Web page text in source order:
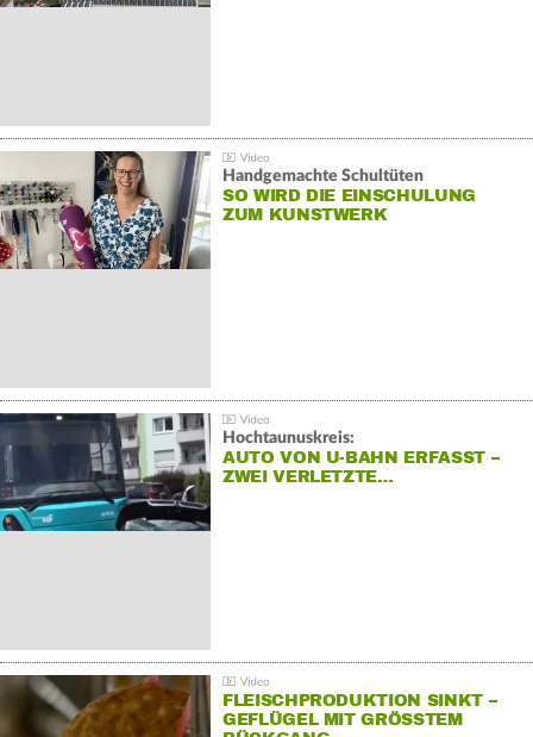
Handgemachte Schultüten
SO WIRD DIE EINSCHULUNG
ZUM KUNSTWERK
Hochtaunuskreis:
AUTO VON U-BAHN ERFASST –
ZWEI VERLETZTE…
FLEISCHPRODUKTION SINKT –
GEFLÜGEL MIT GRÖSSTEM R